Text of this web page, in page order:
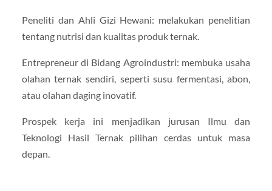
Peneliti dan Ahli Gizi Hewani: melakukan penelitian
tentang nutrisi dan kualitas produk ternak.
Entrepreneur di Bidang Agroindustri: membuka usaha
olahan ternak sendiri, seperti susu fermentasi, abon,
atau olahan daging inovatif.
Prospek kerja ini menjadikan jurusan Ilmu dan
Teknologi Hasil Ternak pilihan cerdas untuk masa
depan.